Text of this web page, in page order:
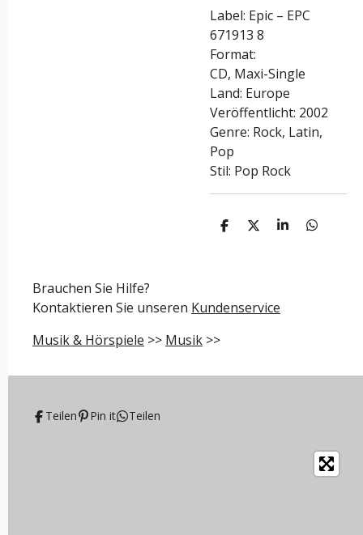
Label: Epic – EPC
671913 8
Format:
CD, Maxi-Single
Land: Europe
Veröffentlicht: 2002
Genre: Rock, Latin,
Pop
Stil: Pop Rock
T
T
T
T
Brauchen Sie Hilfe?
Kontaktieren Sie unseren Kundenservice
Musik & Hörspiele >> Musik >>
Teilen Pin it Teilen